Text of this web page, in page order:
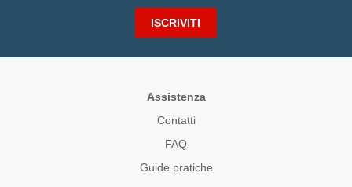
ISCRIVITI
Assistenza
Contatti
FAQ
Guide pratiche